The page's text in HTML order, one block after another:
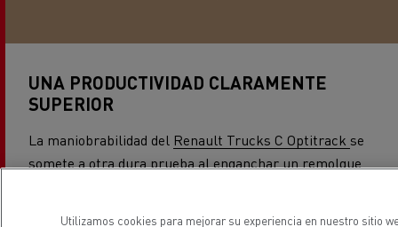
UNA PRODUCTIVIDAD CLARAMENTE
SUPERIOR
La maniobrabilidad del Renault Trucks C Optitrack se
somete a otra dura prueba al enganchar un remolque
Utilizamos cookies para mejorar su experiencia en nuestro sitio